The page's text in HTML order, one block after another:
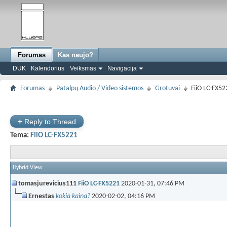
Forumas
DUK Kalendorius Veiksmas Navigacija
Kas naujo?
Forumas Patalpų Audio / Video sistemos Grotuvai FiiO LC-
+ Reply to Thread
Tema: FiiO LC-FX5221
Hybrid View
tomasjurevicius111 FiiO LC-FX5221 2020-01-31, 07:46 PM
Ernestas kokia kaina? 2020-02-02, 04:16 PM